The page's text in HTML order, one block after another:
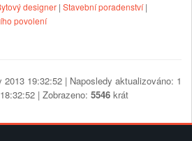
designer | Stavební poradenství|
povolení
19:32:52 | Naposledy aktualizováno: 1
| Zobrazeno: 5546 krát